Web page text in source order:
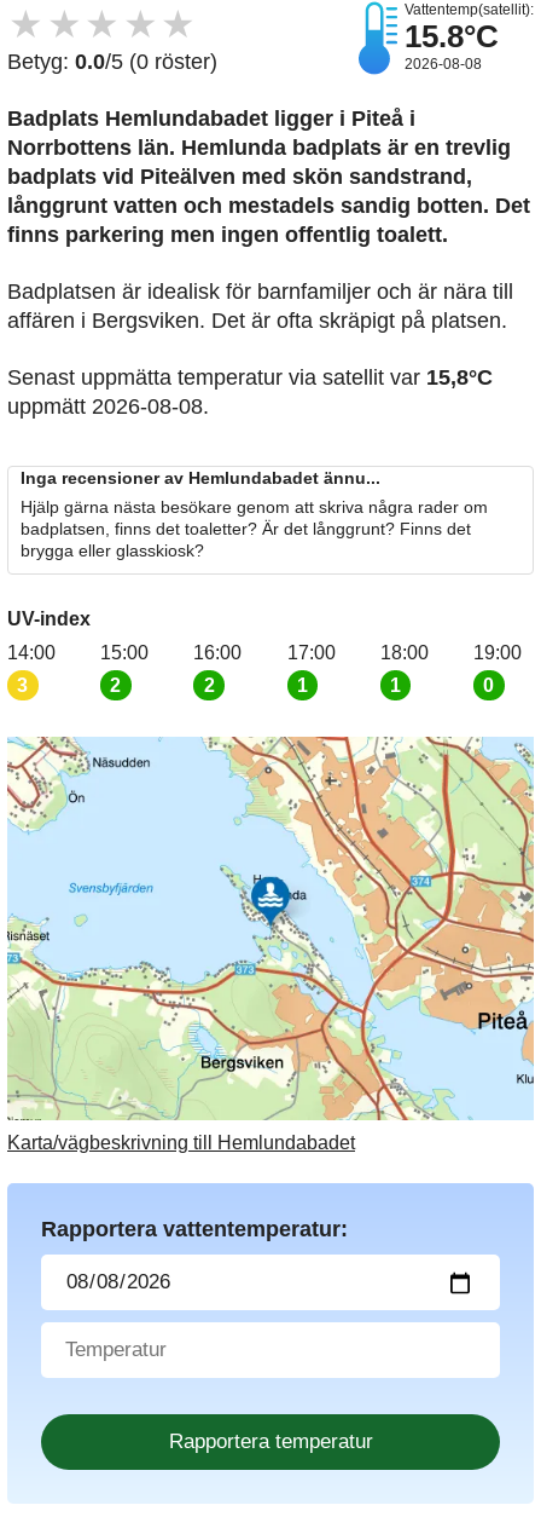
★ ★ ★ ★ ★
Betyg: 0.0/5 (0 röster)
Vattentemp(satellit):
15.8°C
2026-08-08
Badplats Hemlundabadet ligger i Piteå i
Norrbottens län. Hemlunda badplats är en trevlig
badplats vid Piteälven med skön sandstrand,
långgrunt vatten och mestadels sandig botten. Det
finns parkering men ingen offentlig toalett.
Badplatsen är idealisk för barnfamiljer och är nära till
affären i Bergsviken. Det är ofta skräpigt på platsen.
Senast uppmätta temperatur via satellit var 15,8°C
uppmätt 2026-08-08.
Inga recensioner av Hemlundabadet ännu...
Hjälp gärna nästa besökare genom att skriva några rader om
badplatsen, finns det toaletter? Är det långgrunt? Finns det
brygga eller glasskiosk?
UV-index
14:00
3
15:00
2
16:00
2
17:00
1
18:00
1
19:00
0
Karta/vägbeskrivning till Hemlundabadet
Rapportera vattentemperatur: